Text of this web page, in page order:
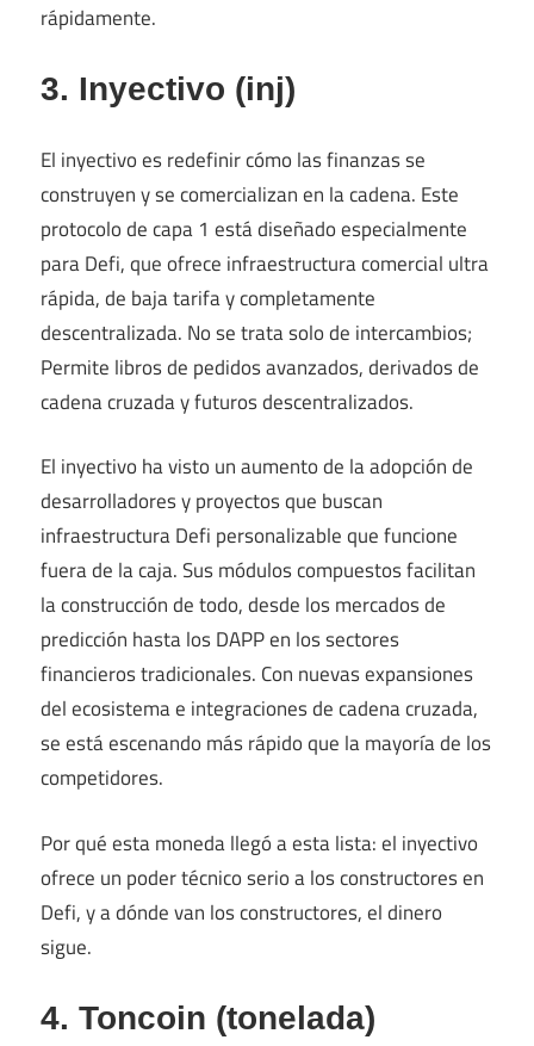
rápidamente.
3. Inyectivo (inj)
El inyectivo es redefinir cómo las finanzas se
construyen y se comercializan en la cadena. Este
protocolo de capa 1 está diseñado especialmente
para Defi, que ofrece infraestructura comercial ultra
rápida, de baja tarifa y completamente
descentralizada. No se trata solo de intercambios;
Permite libros de pedidos avanzados, derivados de
cadena cruzada y futuros descentralizados.
El inyectivo ha visto un aumento de la adopción de
desarrolladores y proyectos que buscan
infraestructura Defi personalizable que funcione
fuera de la caja. Sus módulos compuestos facilitan
la construcción de todo, desde los mercados de
predicción hasta los DAPP en los sectores
financieros tradicionales. Con nuevas expansiones
del ecosistema e integraciones de cadena cruzada,
se está escenando más rápido que la mayoría de los
competidores.
Por qué esta moneda llegó a esta lista: el inyectivo
ofrece un poder técnico serio a los constructores en
Defi, y a dónde van los constructores, el dinero
sigue.
4. Toncoin (tonelada)